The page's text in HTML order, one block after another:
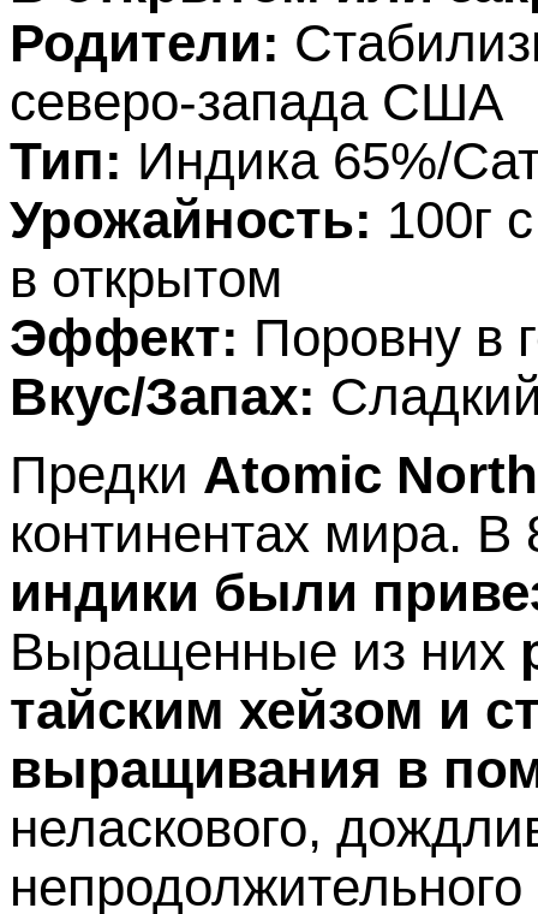
Родители:
северо-запада США
Тип: Индика 65%/
Урожайность: 100г
в открытом
Эффект: Поровну в
Вкус/Запах:
Предки Atomic
континентах мира.
индики были
Выращенные из них
тайским хейзом и
выращивания в
неласкового,